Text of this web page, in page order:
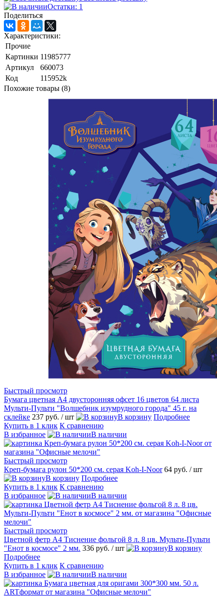
Остатки: 1
Поделиться
Характеристики:
Прочие
Картинки 11985777
Артикул
660073
Код
115952k
Похожие товары (8)
Быстрый просмотр
Бумага цветная А4 двусторонняя офсет 16 цветов 64 листа
Мульти-Пульти "Волшебник изумрудного города" 45 г. на
склейке 237 руб. / шт В корзину Подробнее
Купить в 1 клик К сравнению
В избранное
В наличии
Быстрый просмотр
Креп-бумага рулон 50*200 см. серая Koh-I-Noor 64 руб. / шт
В корзину Подробнее
Купить в 1 клик К сравнению
В избранное
В наличии
Быстрый просмотр
Цветной фетр А4 Тиснение фольгой 8 л. 8 цв. Мульти-Пульти
"Енот в космосе" 2 мм. 336 руб. / шт
В корзину
Подробнее
Купить в 1 клик К сравнению
В избранное
В наличии